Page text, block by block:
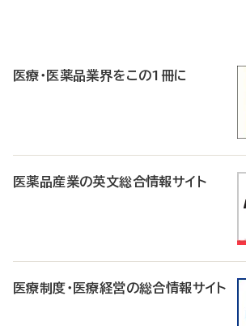
医療・医薬品業界をこの1冊に
医薬品産業の英文総合情報サイト
医療制度・医療経営の総合情報サイト